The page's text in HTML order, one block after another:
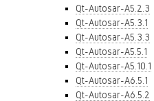
Qt-Autosar-A5.2.3
Qt-Autosar-A5.3.1
Qt-Autosar-A5.3.3
Qt-Autosar-A5.5.1
Qt-Autosar-A5.10.1
Qt-Autosar-A6.5.1
Qt-Autosar-A6.5.2